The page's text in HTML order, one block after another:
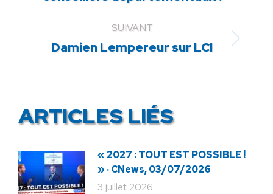
SUIVANT
Article
:
Damien Lempereur sur LCI
ARTICLES LIÉS
« 2027 : TOUT EST POSSIBLE !
» · CNews, 03/07/2026
3 juillet 2026